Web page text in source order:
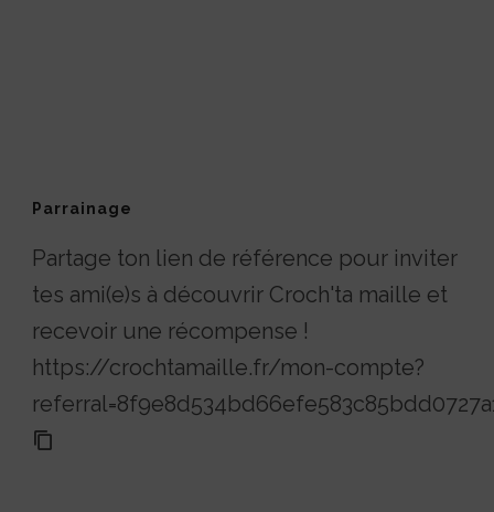
Parrainage
Partage ton lien de référence pour inviter
tes ami(e)s à découvrir Croch'ta maille et
recevoir une récompense !
https://crochtamaille.fr/mon-compte?